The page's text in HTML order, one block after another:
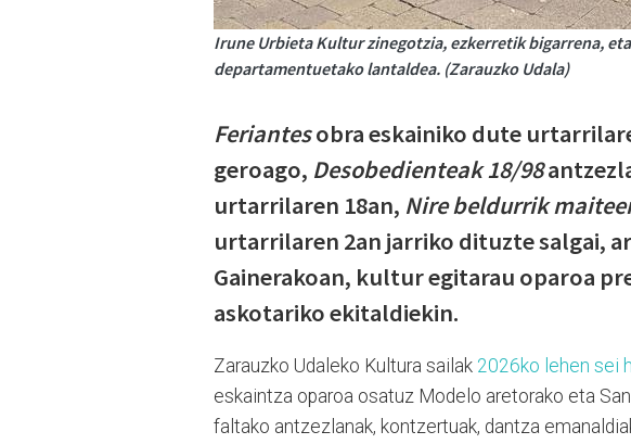
Irune Urbieta Kultur zinegotzia, ezkerretik bigarrena,
departamentuetako lantaldea. (Zarauzko Udala)
Feriantesobra eskainiko dute
geroago, Desobedienteak 18/98
urtarrilaren 18an, Nire beldurrik
urtarrilaren 2an jarriko dituzte salgai,
Gainerakoan, kultur egitarau oparoa
askotariko ekitaldiekin.
Zarauzko Udaleko Kultura sailak 2026ko lehen sei
eskaintza oparoa osatuz Modelo aretorako eta
faltako antzezlanak, kontzertuak, dantza